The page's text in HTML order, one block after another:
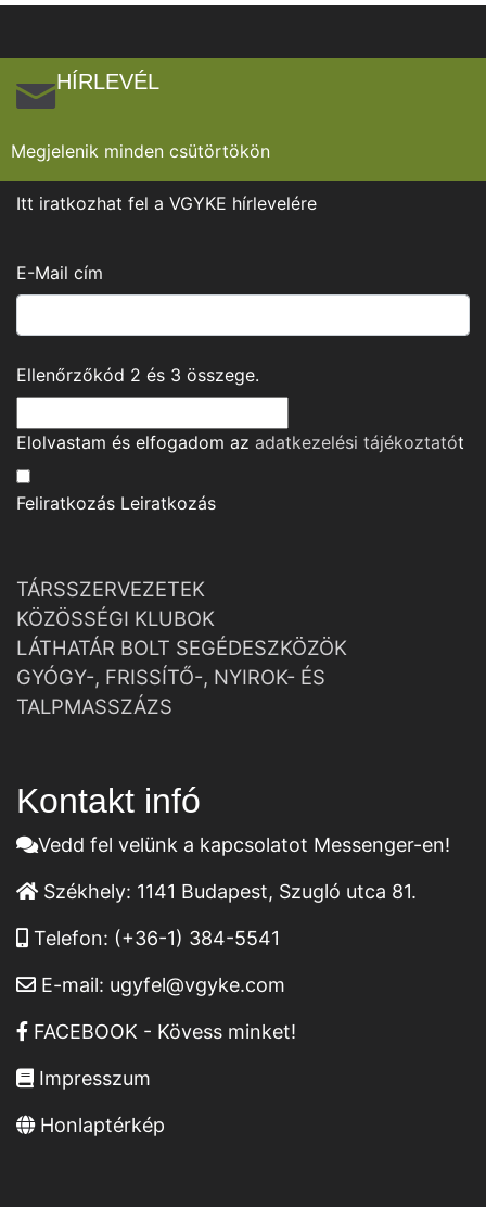
HÍRLEVÉL
Megjelenik minden csütörtökön
Itt iratkozhat fel a VGYKE hírlevelére
E-Mail cím
Ellenőrzőkód 2 és 3 összege.
Elolvastam és elfogadom az adatkezelési tájékoztatót
Feliratkozás Leiratkozás
TÁRSSZERVEZETEK
KÖZÖSSÉGI KLUBOK
LÁTHATÁR BOLT SEGÉDESZKÖZÖK
GYÓGY-, FRISSÍTŐ-, NYIROK- ÉS
TALPMASSZÁZS
Kontakt infó
Vedd fel velünk a kapcsolatot Messenger-en!
Székhely: 1141 Budapest, Szugló utca 81.
Telefon: (+36-1) 384-5541
E-mail: ugyfel@vgyke.com
FACEBOOK - Kövess minket!
Impresszum
Honlaptérkép